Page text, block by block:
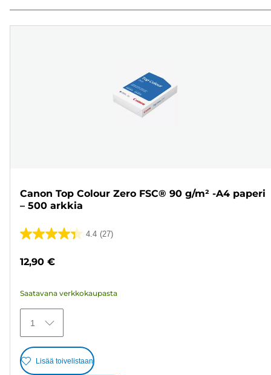
Canon Top Colour Zero FSC® 90 g/m² -A4 paperi
– 500 arkkia
4.4 (27)
4.4/5
27
12,90 €
Saatavana verkkokaupasta
1
Lisää toivelistaan